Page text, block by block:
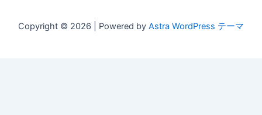
Copyright © 2026 | Powered by Astra WordPress テーマ